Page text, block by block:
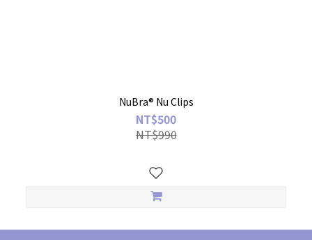
NuBra® Nu Clips
NT$500
NT$990